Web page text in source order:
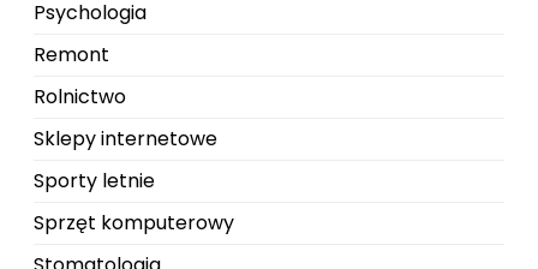
Psychologia
Remont
Rolnictwo
Sklepy internetowe
Sporty letnie
Sprzęt komputerowy